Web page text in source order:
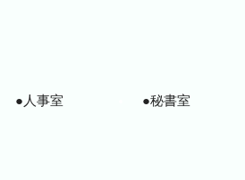
●人事室 ●秘書室